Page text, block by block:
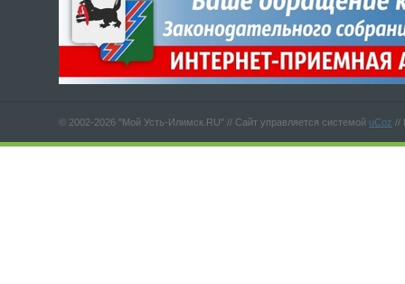
© 2002-2026 "Мой Усть-Илимск.RU" // Сайт управляется системой uCoz //